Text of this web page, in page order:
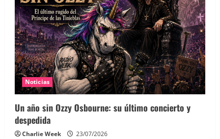
Noticias
Un año sin Ozzy Osbourne: su último concierto y
despedida
Charlie Week 23/07/2026